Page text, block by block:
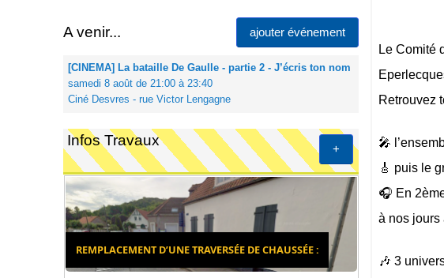
Le Comité
Retrouvez
🎤
🎸 puis le
🎧 En
à nos jours
🎶 3
A venir... ajouter événement
[CINEMA] La bataille De Gaulle - partie 2 - J’écris ton nom
samedi 8 août de 21:00 à 23:40
Ciné Desvres - rue Victor Lengagne
+
Infos Travaux
REMPLACEMENT D’UNE TRAVERSÉE DE CHAUSSÉE :